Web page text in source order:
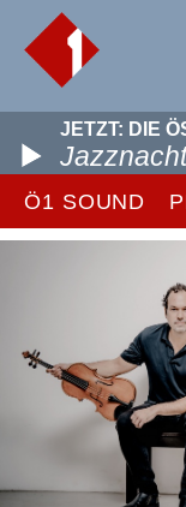
JETZT: DIE
Ö1 SOUND